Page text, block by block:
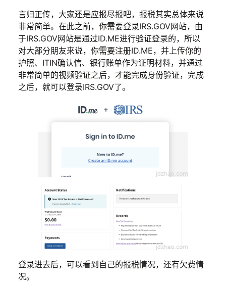
言归正传，大家还是应报尽报吧，报税其实总体来说
非常简单。在此之前，你需要登录IRS.GOV网站，由
于IRS.GOV网站是通过ID.ME进行验证登录的，所以
对大部分朋友来说，你需要注册ID.ME，并上传你的
护照、ITIN确认信、银行账单作为证明材料，并通过
非常简单的视频验证之后，才能完成身份验证，完成
之后，就可以登录IRS.GOV了。
登录进去后，可以看到自己的报税情况，还有欠费情
况。